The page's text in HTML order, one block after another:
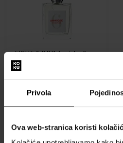
Privola
Ova web-stranica koristi
EIGHT & BOB Annicke 6
Parfemska voda
Od 30ml - do 100ml
Dostupno